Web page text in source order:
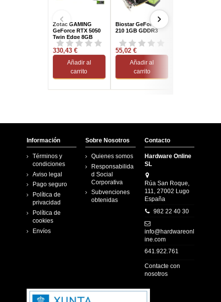
Zotac GAMING
GeForce RTX 5050
Twin Edge 8GB
GDDR6 DLSS4
330,43 €
Añadir al
carrito
Biostar GeForce GT
210 1GB GDDR3
55,02 €
Añadir al
carrito
Información
Términos y
condiciones
Aviso legal
Pago seguro
Política de
privacidad
Política de
cookies
Envíos
Sobre Nosotros
Quienes somos
Responsabilida
d Social
Corporativa
Subvenciones
obtenidas
Contacto
Hardware Online
SL
Rúa San Roque,
111, 27002 Lugo
España
982 22 40 30
info@hardwareonl
ine.com
641.922.761
Contacte con
nosotros